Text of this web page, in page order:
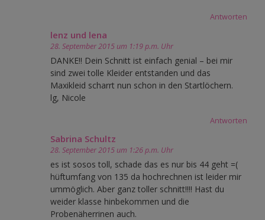
Antworten
lenz und lena
28. September 2015 um 1:19 p.m. Uhr
DANKE!! Dein Schnitt ist einfach genial – bei mir
sind zwei tolle Kleider entstanden und das
Maxikleid scharrt nun schon in den Startlöchern.
lg, Nicole
Antworten
Sabrina Schultz
28. September 2015 um 1:26 p.m. Uhr
es ist sosos toll, schade das es nur bis 44 geht =(
hüftumfang von 135 da hochrechnen ist leider mir
ummöglich. Aber ganz toller schnitt!!!! Hast du
weider klasse hinbekommen und die
Probenäherrinen auch.